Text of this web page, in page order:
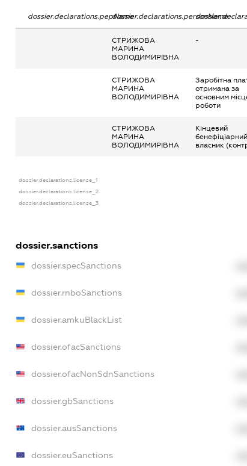
dossier.declarations.pepNamedossier.declarations.personName
СТРИЖОВА
МАРИНА
ВОЛОДИМИРІВНА
-
СТРИЖОВА
МАРИНА
ВОЛОДИМИРІВНА
Заробітна
отримана за
основним
роботи
СТРИЖОВА
МАРИНА
ВОЛОДИМИРІВНА
Кінцевий
бенефіціарний
власник
dossier.declarations.license_1
dossier.declarations.license_2
dossier.declarations.license_3
dossier.sanctions
dossier.specSanctions
dossier.rnboSanctions
dossier.amkuBlackList
dossier.ofacSanctions
dossier.ofacNonSdnSanctions
dossier.gbSanctions
dossier.ausSanctions
dossier.euSanctions